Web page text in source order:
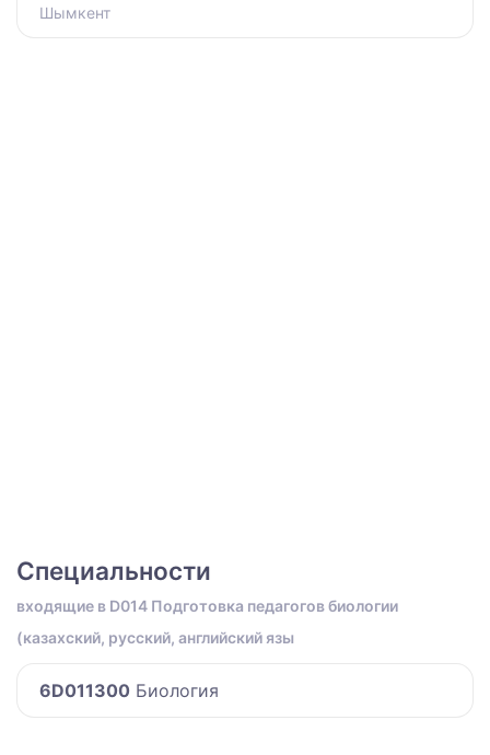
Шымкент
Специальности
входящие в D014 Подготовка педагогов биологии
(казахский, русский, английский язы
6D011300 Биология